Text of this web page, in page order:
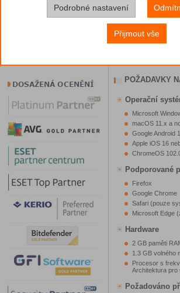
POŽADAVKY
Operační
Microsoft
macOS 11.x a
Google Android
Apple iOS 16
ChromeOS
Podporované
Firefox
Google Chrome
Safari (pouze
Microsoft Edge
Hardware
2 GB paměti
1.3 GB volného
Procesor s
Architektura pro
Požadováno
Podrobné nastavení
Přijmout vše